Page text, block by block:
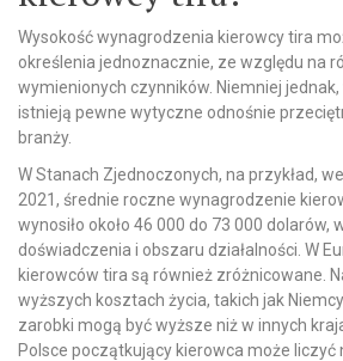
Wysokość wynagrodzenia kierowcy tira
określenia jednoznacznie, ze względu na
wymienionych czynników. Niemniej
istnieją pewne wytyczne odnośnie
branży.
W Stanach Zjednoczonych, na przykład,
2021, średnie roczne wynagrodzenie
wynosiło około 46 000 do 73 000 dolarów,
doświadczenia i obszaru działalności. W
kierowców tira są również zróżnicowane.
wyższych kosztach życia, takich jak
zarobki mogą być wyższe niż w innych
Polsce początkujący kierowca może liczyć